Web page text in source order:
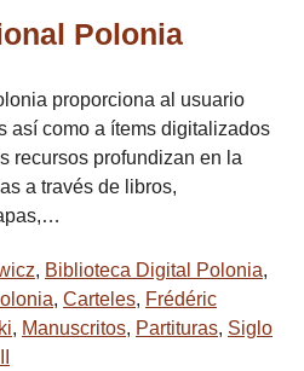
Polonia
proporciona al usuario
así como a ítems digitalizados
recursos profundizan en la
a través de libros,
, Biblioteca Digital Polonia,
, Carteles, Frédéric
, Manuscritos, Partituras, Siglo